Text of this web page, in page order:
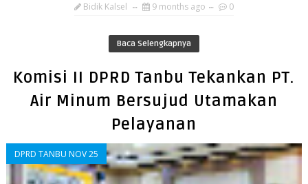
Bidik Kalsel 9 months ago 0
Baca Selengkapnya
Komisi II DPRD Tanbu Tekankan PT.
Air Minum Bersujud Utamakan
Pelayanan
DPRD TANBU NOV 25